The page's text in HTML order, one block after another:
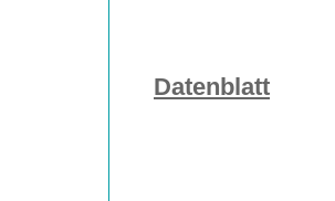
Datenblatt